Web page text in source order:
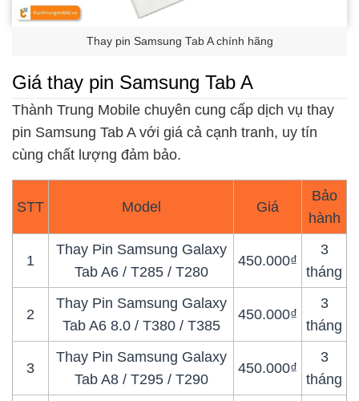
Thay pin Samsung Tab A chính hãng
Giá thay pin Samsung Tab A
Thành Trung Mobile chuyên cung cấp dịch vụ thay
pin Samsung Tab A với giá cả cạnh tranh, uy tín
cùng chất lượng đảm bảo.
STT Model Giá
Bảo
hành
1
Thay Pin Samsung Galaxy
Tab A6 / T285 / T280
450.000₫
3
tháng
2
Thay Pin Samsung Galaxy
Tab A6 8.0 / T380 / T385
450.000₫
3
tháng
3
Thay Pin Samsung Galaxy
Tab A8 / T295 / T290
450.000₫
3
tháng